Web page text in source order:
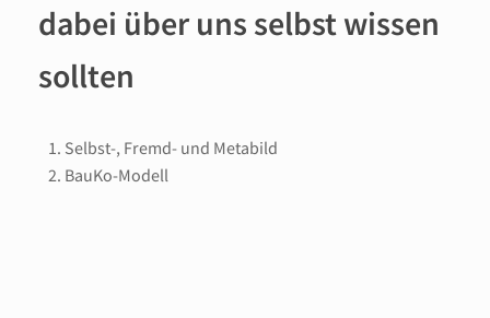
dabei über uns selbst wissen
sollten
Selbst-, Fremd- und Metabild
BauKo-Modell